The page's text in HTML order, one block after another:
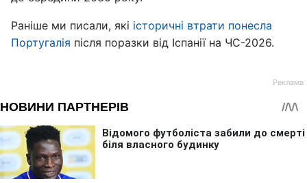
Раніше ми писали, які історичні втрати понесла
Португалія після поразки від Іспанії на ЧС-2026.